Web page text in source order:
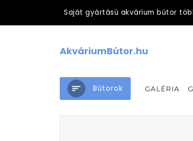
Saját gyártású akvárium bútor
AkváriumBútor.hu
Bútorok GALÉRIA